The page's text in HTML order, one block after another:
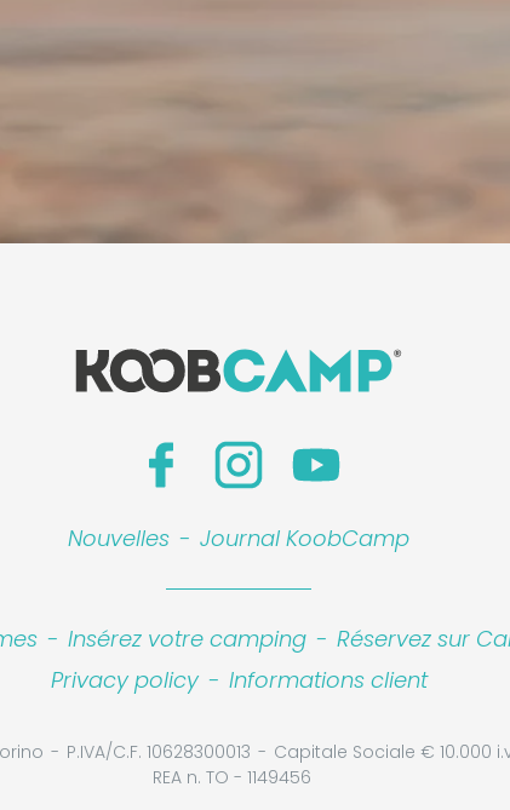
Nouvelles - Journal KoobCamp
- Insérez votre camping - Réservez sur
Privacy policy - Informations client
P.IVA/C.F. 10628300013 Capitale Sociale € 10.000
REA n. TO - 1149456